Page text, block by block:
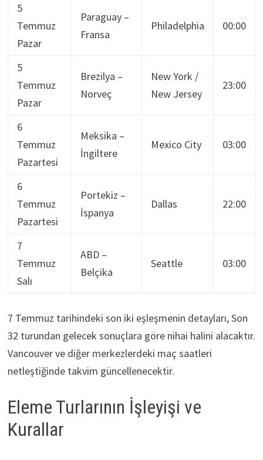
5
Temmuz
Pazar
Paraguay –
Fransa
Philadelphia 00:00
5
Temmuz
Pazar
Brezilya –
Norveç
New York /
New Jersey
23:00
6
Temmuz
Pazartesi
Meksika –
İngiltere
Mexico City 03:00
6
Temmuz
Pazartesi
Portekiz –
İspanya
Dallas 22:00
7
Temmuz
Salı
ABD –
Belçika
Seattle 03:00
7 Temmuz tarihindeki son iki eşleşmenin detayları, Son
32 turundan gelecek sonuçlara göre nihai halini alacaktır.
Vancouver ve diğer merkezlerdeki maç saatleri
netleştiğinde takvim güncellenecektir.
Eleme Turlarının İşleyişi ve
Kurallar